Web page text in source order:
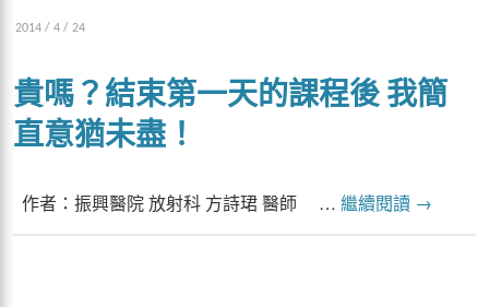
2014 / 4 / 24
貴嗎？結束第一天的課程後 我簡
直意猶未盡！
作者：振興醫院 放射科 方詩珺 醫師 … 繼續閱讀 →